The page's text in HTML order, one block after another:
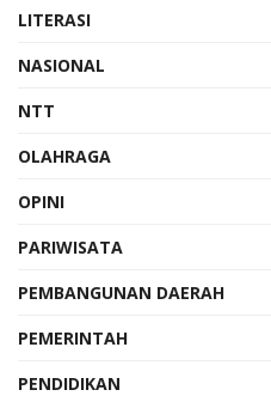
LITERASI
NASIONAL
NTT
OLAHRAGA
OPINI
PARIWISATA
PEMBANGUNAN DAERAH
PEMERINTAH
PENDIDIKAN